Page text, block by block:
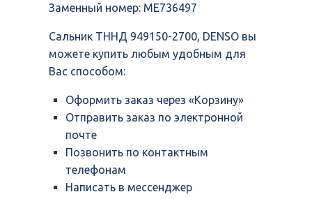
Заменный номер: ME736497
Сальник ТННД 949150-2700, DENSO вы
можете купить любым удобным для
Вас способом:
Оформить заказ через «Корзину»
Отправить заказ по электронной
почте
Позвонить по контактным
телефонам
Написать в мессенджер